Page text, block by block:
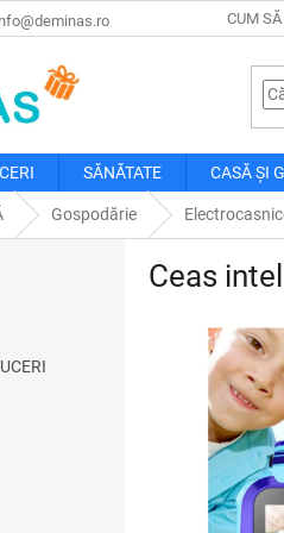
CUM
SĂNĂTATE CASĂ ȘI
Gospodărie
Ceas